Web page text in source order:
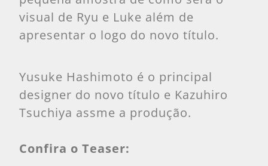
visual de Ryu e Luke além de
apresentar o logo do novo título.
Yusuke Hashimoto é o principal
designer do novo título e Kazuhiro
Tsuchiya assme a produção.
Confira o Teaser: